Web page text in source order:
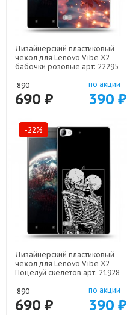
Дизайнерский пластиковый
чехол для Lenovo Vibe X2
бабочки розовые арт: 22295
890
690 ₽
по акции
390 ₽
-22%
Дизайнерский пластиковый
чехол для Lenovo Vibe X2
Поцелуй скелетов арт: 21928
890
690 ₽
по акции
390 ₽